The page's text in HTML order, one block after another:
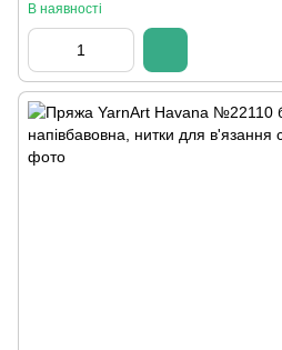
В наявності